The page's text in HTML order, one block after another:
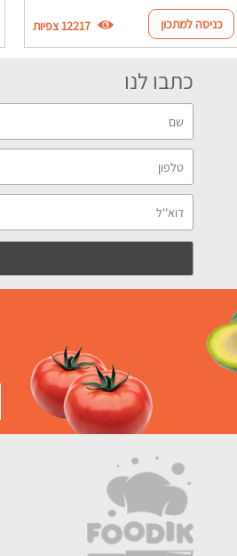
כניסה למתכון 12217 צפיות
כתבו לנו